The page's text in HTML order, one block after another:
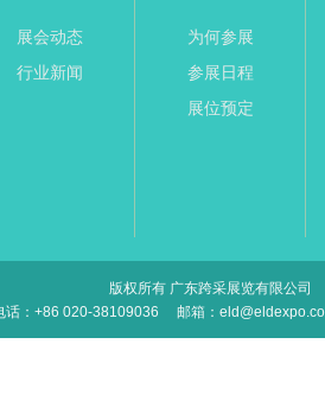
展会动态
行业新闻
为何参展
参展日程
展位预定
版权所有 广东跨采展览有限公司
话：+86 020-38109036
邮箱：